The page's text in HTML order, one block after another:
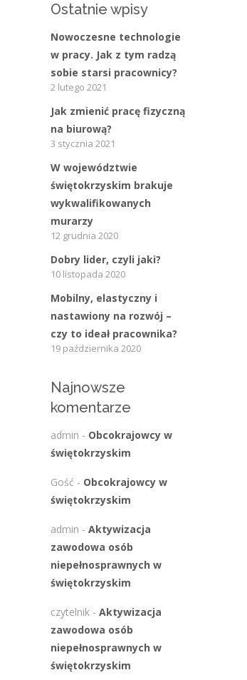
Struktura zatrudnienia
Ostatnie wpisy
Nowoczesne technologie
w pracy. Jak z tym radzą
sobie starsi pracownicy?
2 lutego 2021
Jak zmienić pracę fizyczną
na biurową?
3 stycznia 2021
W województwie
świętokrzyskim brakuje
wykwalifikowanych
murarzy
12 grudnia 2020
Dobry lider, czyli jaki?
10 listopada 2020
Mobilny, elastyczny i
nastawiony na rozwój –
czy to ideał pracownika?
19 października 2020
Najnowsze
komentarze
admin - Obcokrajowcy w
świętokrzyskim
Gość - Obcokrajowcy w
świętokrzyskim
admin - Aktywizacja
zawodowa osób
niepełnosprawnych w
świętokrzyskim
czytelnik - Aktywizacja
zawodowa osób
niepełnosprawnych w
świętokrzyskim